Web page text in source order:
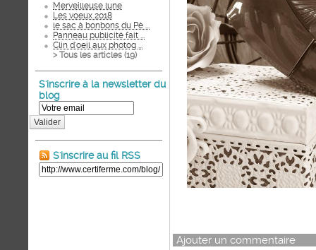
Merveilleuse lune
Les voeux 2018
le sac à bonbons du Pè ...
Panneau publicité fait ...
Clin d'oeil aux photog ...
> Tous les articles (19)
S'inscrire à la newsletter du
blog
Valider
S'inscrire au fil RSS
Ajouter un commentaire